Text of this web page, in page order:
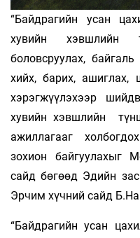
“Байдрагийн усан
хувийн хэвшлийн
боловсруулах,
хийх, барих, ашиглах,
хэрэгжүүлэхээр
хувийн хэвшлийн
ажиллагааг
зохион байгуулахыг
сайд бөгөөд Эдийн
Эрчим хүчний сайд
“Байдрагийн усан